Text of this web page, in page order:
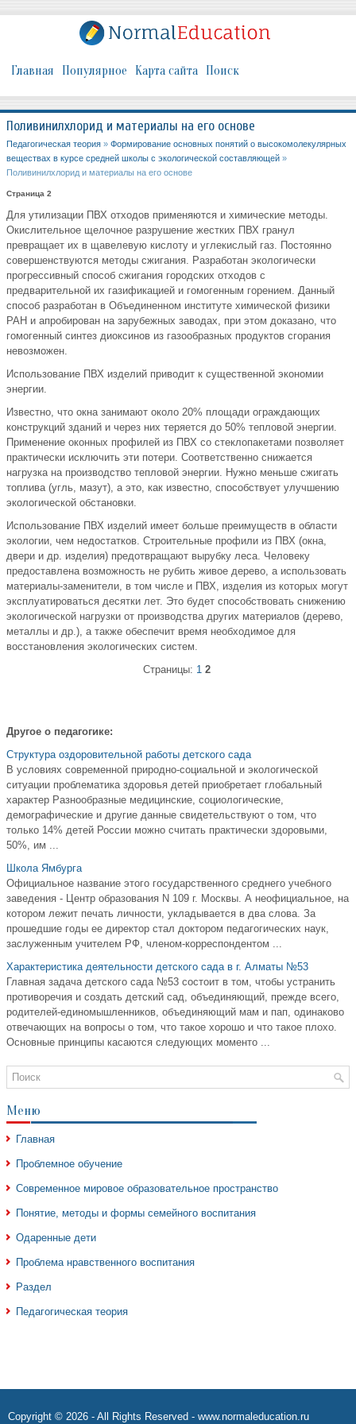
Главная Популярное Карта сайта Поиск
Поливинилхлорид и материалы на его основе
Педагогическая теория » Формирование основных понятий о высокомолекулярных
веществах в курсе средней школы с экологической составляющей »
Поливинилхлорид и материалы на его основе
Страница 2
Для утилизации ПВХ отходов применяются и химические методы.
Окислительное щелочное разрушение жестких ПВХ гранул
превращает их в щавелевую кислоту и углекислый газ. Постоянно
совершенствуются методы сжигания. Разработан экологически
прогрессивный способ сжигания городских отходов с
предварительной их газификацией и гомогенным горением. Данный
способ разработан в Объединенном институте химической физики
РАН и апробирован на зарубежных заводах, при этом доказано, что
гомогенный синтез диоксинов из газообразных продуктов сгорания
невозможен.
Использование ПВХ изделий приводит к существенной экономии
энергии.
Известно, что окна занимают около 20% площади ограждающих
конструкций зданий и через них теряется до 50% тепловой энергии.
Применение оконных профилей из ПВХ со стеклопакетами позволяет
практически исключить эти потери. Соответственно снижается
нагрузка на производство тепловой энергии. Нужно меньше сжигать
топлива (угль, мазут), а это, как известно, способствует улучшению
экологической обстановки.
Использование ПВХ изделий имеет больше преимуществ в области
экологии, чем недостатков. Строительные профили из ПВХ (окна,
двери и др. изделия) предотвращают вырубку леса. Человеку
предоставлена возможность не рубить живое дерево, а использовать
материалы-заменители, в том числе и ПВХ, изделия из которых могут
эксплуатироваться десятки лет. Это будет способствовать снижению
экологической нагрузки от производства других материалов (дерево,
металлы и др.), а также обеспечит время необходимое для
восстановления экологических систем.
Страницы: 1 2
Другое о педагогике:
Структура оздоровительной работы детского сада
В условиях современной природно-социальной и экологической
ситуации проблематика здоровья детей приобретает глобальный
характер Разнообразные медицинские, социологические,
демографические и другие данные свидетельствуют о том, что
только 14% детей России можно считать практически здоровыми,
50%, им ...
Школа Ямбурга
Официальное название этого государственного среднего учебного
заведения - Центр образования N 109 г. Москвы. А неофициальное, на
котором лежит печать личности, укладывается в два слова. За
прошедшие годы ее директор стал доктором педагогических наук,
заслуженным учителем РФ, членом-корреспондентом ...
Характеристика деятельности детского сада в г. Алматы №53
Главная задача детского сада №53 состоит в том, чтобы устранить
противоречия и создать детский сад, объединяющий, прежде всего,
родителей-единомышленников, объединяющий мам и пап, одинаково
отвечающих на вопросы о том, что такое хорошо и что такое плохо.
Основные принципы касаются следующих моменто ...
Меню
Главная
Проблемное обучение
Современное мировое образовательное пространство
Понятие, методы и формы семейного воспитания
Одаренные дети
Проблема нравственного воспитания
Раздел
Педагогическая теория
Copyright © 2026 - All Rights Reserved - www.normaleducation.ru